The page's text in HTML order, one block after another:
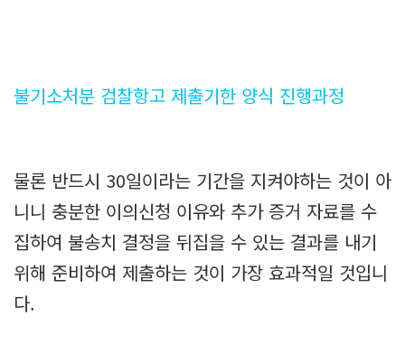
불기소처분 검찰항고 제출기한 양식 진행과정
물론 반드시 30일이라는 기간을 지켜야하는 것이 아
니니 충분한 이의신청 이유와 추가 증거 자료를 수
집하여 불송치 결정을 뒤집을 수 있는 결과를 내기
위해 준비하여 제출하는 것이 가장 효과적일 것입니
다.